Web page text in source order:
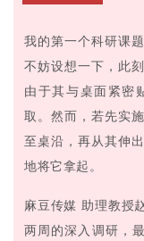
我的第一个科研课
不妨设想一下，此
由于其与桌面紧密
取。然而，若先实
至桌沿，再从其伸
地将它拿起。
麻豆传媒 助理教授
两周的深入调研，